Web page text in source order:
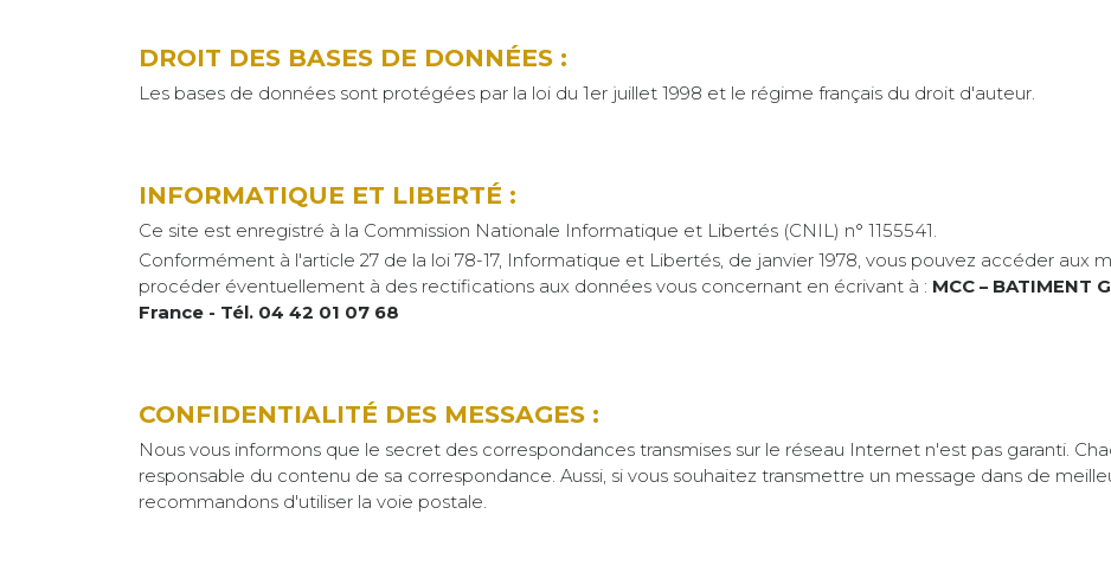
DROIT DES BASES DE DONNÉES :
Les bases de données sont protégées par la loi du 1er juillet 1998 et le régime français du droit d'auteur.
INFORMATIQUE ET LIBERTÉ :
Ce site est enregistré à la Commission Nationale Informatique et Libertés (CNIL) n° 1155541.
Conformément à l'article 27 de la loi 78-17, Informatique et Libertés, de janvier 1978, vous pouvez accéder aux
procéder éventuellement à des rectifications aux données vous concernant en écrivant à : MCC – BATIMENT
France - Tél. 04 42 01 07 68
CONFIDENTIALITÉ DES MESSAGES :
Nous vous informons que le secret des correspondances transmises sur le réseau Internet n'est pas garanti.
responsable du contenu de sa correspondance. Aussi, si vous souhaitez transmettre un message dans de
recommandons d'utiliser la voie postale.